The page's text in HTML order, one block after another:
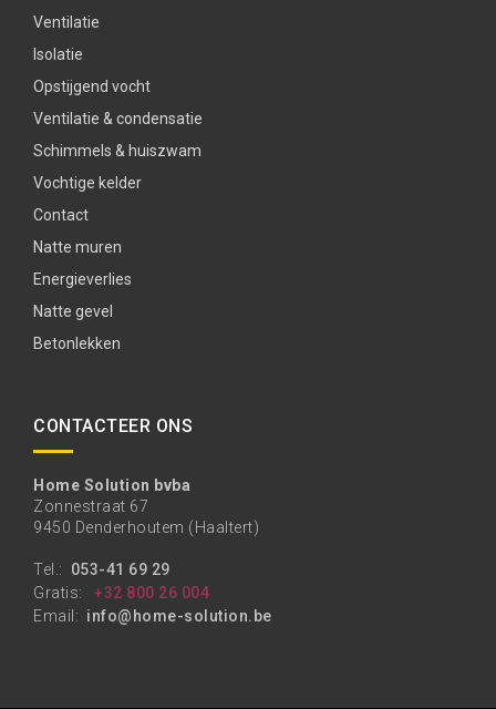
Ventilatie
Isolatie
Opstijgend vocht
Ventilatie & condensatie
Schimmels & huiszwam
Vochtige kelder
Contact
Natte muren
Energieverlies
Natte gevel
Betonlekken
CONTACTEER ONS
Home Solution bvba
Zonnestraat 67
9450 Denderhoutem (Haaltert)
Tel.: 053-41 69 29
Gratis:
+32 800 26 004
Email: info@home-solution.be